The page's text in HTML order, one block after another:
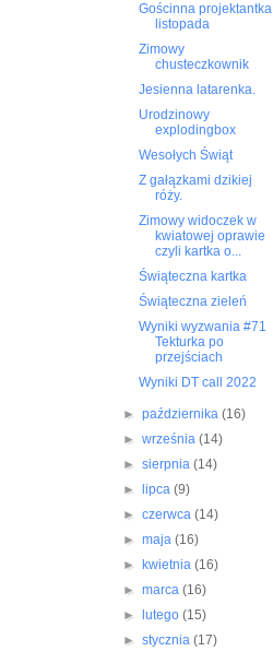
Gościnna projektantka
listopada
Zimowy
chusteczkownik
Jesienna latarenka.
Urodzinowy
explodingbox
Wesołych Świąt
Z gałązkami dzikiej
róży.
Zimowy widoczek w
kwiatowej oprawie
czyli kartka o...
Świąteczna kartka
Świąteczna zieleń
Wyniki wyzwania #71
Tekturka po
przejściach
Wyniki DT call 2022
► października (16)
► września (14)
► sierpnia (14)
►
lipca (9)
► czerwca (14)
► maja (16)
►
kwietnia (16)
► marca (16)
►
lutego (15)
► stycznia (17)